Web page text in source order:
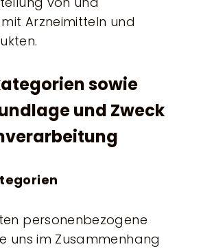
Arzneimitteln und
sowie
und Zweck
personenbezogene
uns im Zusammenhang